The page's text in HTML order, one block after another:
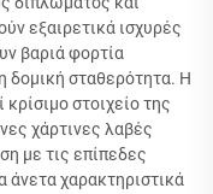
εξαιρετικά ισχυρές
βαριά φορτία
δομική σταθερότητα. Η
στοιχείο της
χάρτινες λαβές
με τις επίπεδες
άνετα χαρακτηριστικά